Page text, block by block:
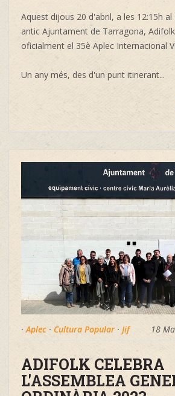
Aquest dijous 20 d'abril, a les 12:15h al
antic Ajuntament de Tarragona,
oficialment el 35è Aplec Internacional
Un any més, des d'un punt itinerant...
· Aplec · Cultura Popular · Jif 18
ADIFOLK CELEBRA
L'ASSEMBLEA